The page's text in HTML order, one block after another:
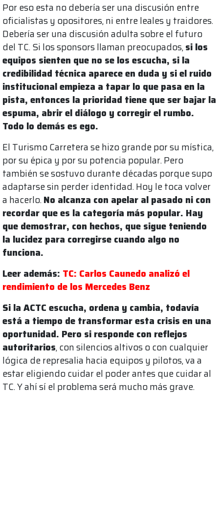
Por eso esta no debería ser una discusión entre
oficialistas y opositores, ni entre leales y traidores.
Debería ser una discusión adulta sobre el futuro
del TC. Si los sponsors llaman preocupados,si los
equipos sienten que no se los escucha, si la
credibilidad técnica aparece en duda y si el ruido
institucional empieza a tapar lo que pasa en la
pista, entonces la prioridad tiene que ser bajar la
espuma, abrir el diálogo y corregir el rumbo.
Todo lo demás es ego.
El Turismo Carretera se hizo grande por su mística,
por su épica y por su potencia popular. Pero
también se sostuvo durante décadas porque supo
adaptarse sin perder identidad. Hoy le toca volver
a hacerlo.No alcanza con apelar al pasado ni con
recordar que es la categoría más popular. Hay
que demostrar, con hechos, que sigue teniendo
la lucidez para corregirse cuando algo no
funciona.
Leer además: TC: Carlos Caunedo analizó el
rendimiento de los Mercedes Benz
Si la ACTC escucha, ordena y cambia, todavía
está a tiempo de transformar esta crisis en una
oportunidad. Pero si responde con reflejos
autoritarios, con silencios altivos o con cualquier
lógica de represalia hacia equipos y pilotos, va a
estar eligiendo cuidar el poder antes que cuidar al
TC. Y ahí sí el problema será mucho más grave.